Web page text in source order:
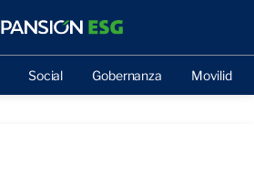
Social Gobernanza Movilidad